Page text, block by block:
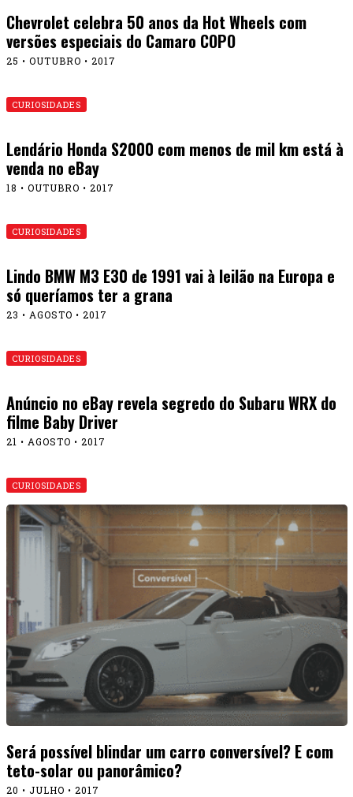
Chevrolet celebra 50 anos da Hot Wheels com
versões especiais do Camaro COPO
25 • OUTUBRO • 2017
CURIOSIDADES
Lendário Honda S2000 com menos de mil km está à
venda no eBay
18 • OUTUBRO • 2017
CURIOSIDADES
Lindo BMW M3 E30 de 1991 vai à leilão na Europa e
só queríamos ter a grana
23 • AGOSTO • 2017
CURIOSIDADES
Anúncio no eBay revela segredo do Subaru WRX do
filme Baby Driver
21 • AGOSTO • 2017
CURIOSIDADES
Será possível blindar um carro conversível? E com
teto-solar ou panorâmico?
20 • JULHO • 2017